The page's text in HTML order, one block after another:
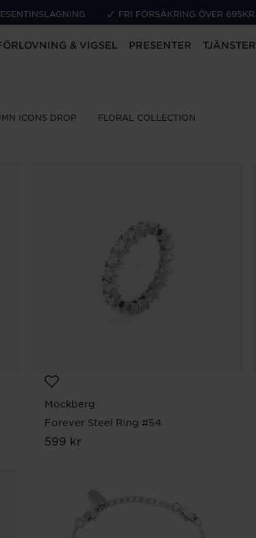
FRI FÖRSÄKRING ÖVER 695KR
& VIGSEL PRESENTER TJÄNSTER
ICONS DROP FLORAL COLLECTION
Mockberg
Forever Steel Ring #54
Pris :599 kr
599 kr